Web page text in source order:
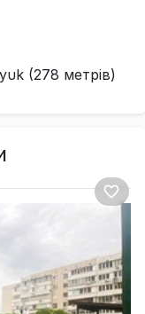
(278 метрів)